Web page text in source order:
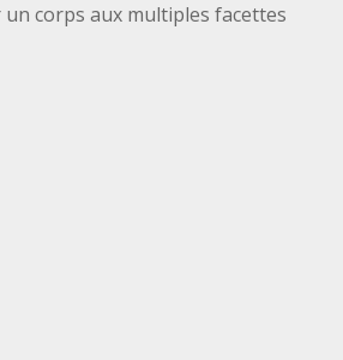
un corps aux multiples facettes